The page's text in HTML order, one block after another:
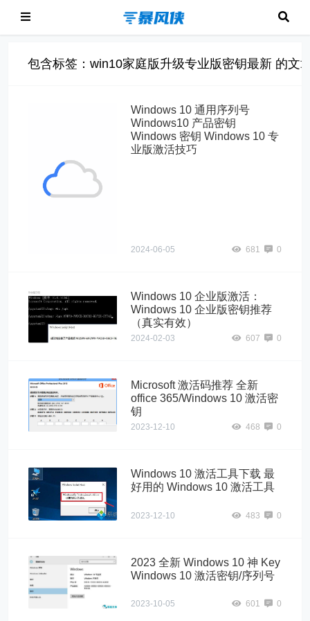
包含标签：win10家庭版升级专业版密钥最新 的文
Windows10"
alt="Windows 10
通用序列号
Windows 10 通用序列号
Windows10 产品密钥
Windows 密钥 Windows 10 专
业版激活技巧
2024-06-05 681 0
Windows 10 企业版激活：
Windows 10 企业版密钥推荐
（真实有效）
2024-02-03 607 0
Microsoft 激活码推荐 全新
office 365/Windows 10 激活密
钥
2023-12-10 468 0
Windows 10 激活工具下载 最
好用的 Windows 10 激活工具
2023-12-10 483 0
2023 全新 Windows 10 神 Key
Windows 10 激活密钥/序列号
2023-10-05 601 0